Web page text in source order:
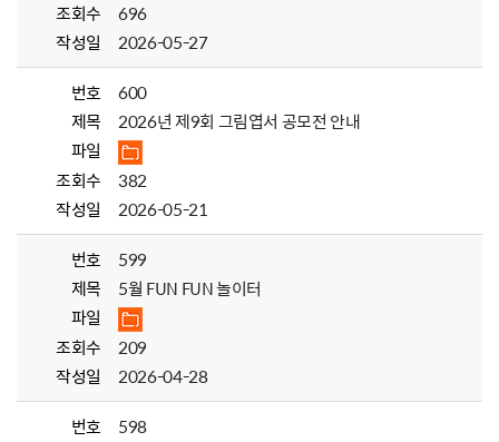
조회수
696
작성일
2026-05-27
번호
600
제목
2026년 제9회 그림엽서 공모전 안내
파일
조회수
382
작성일
2026-05-21
번호
599
제목
5월 FUN FUN 놀이터
파일
조회수
209
작성일
2026-04-28
번호
598